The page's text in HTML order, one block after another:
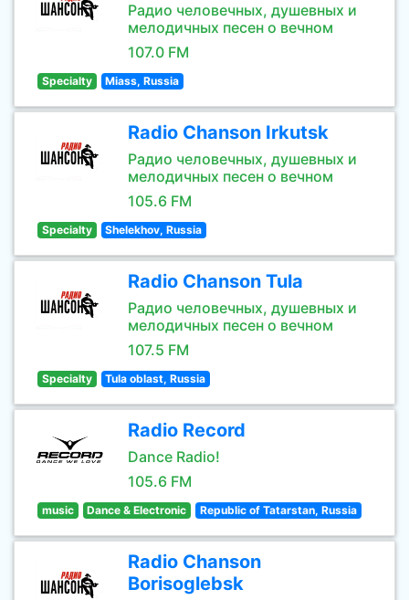
Радио человечных, душевных и
мелодичных песен о вечном
107.0 FM
Specialty Miass, Russia
Radio Chanson Irkutsk
Радио человечных, душевных и
мелодичных песен о вечном
105.6 FM
Specialty Shelekhov, Russia
Radio Chanson Tula
Радио человечных, душевных и
мелодичных песен о вечном
107.5 FM
Specialty Tula oblast, Russia
Radio Record
Dance Radio!
105.6 FM
music Dance & Electronic Republic of Tatarstan, Russia
Radio Chanson
Borisoglebsk